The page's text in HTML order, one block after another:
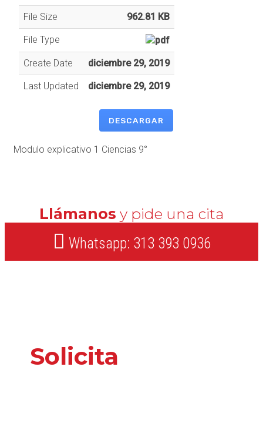
File Size 962.81 KB
File Type
Create Date diciembre 29, 2019
Last Updated diciembre 29, 2019
DESCARGAR
Modulo explicativo 1 Ciencias 9°
Llámanos y pide una cita
Whatsapp: 313 393 0936
Solicita